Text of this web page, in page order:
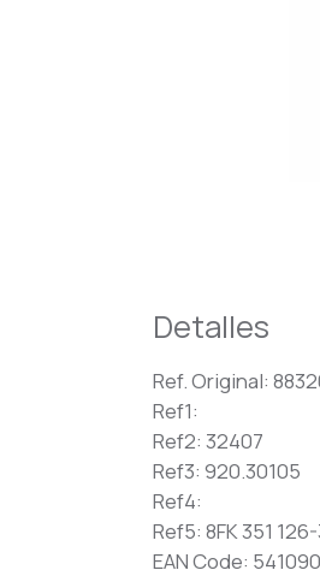
Detalles
Ref. Original:
Ref1:
Ref2: 32407
Ref3: 920.30105
Ref4:
Ref5: 8FK 351 126-
EAN Code: